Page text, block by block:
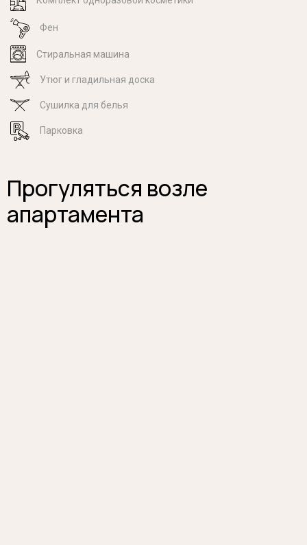
Фен
Стиральная машина
Утюг и гладильная доска
Cушилка для белья
Парковка
Прогуляться возле
апартамента